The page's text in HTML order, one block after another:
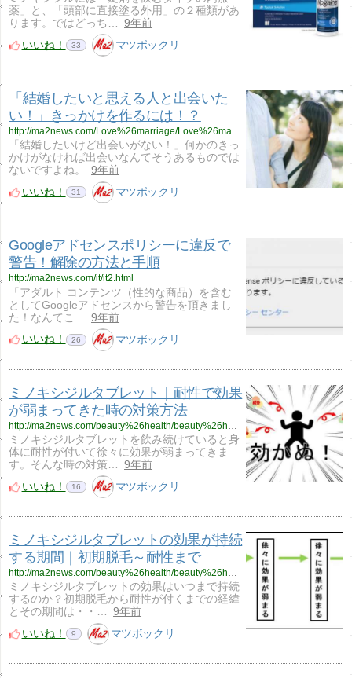
薬」と、「頭部に直接塗る外用」の２種類があ
ります。ではどっち…
9年前
いいね！
33 マツボックリ
「結婚したいと思える人と出会いた
い！」きっかけを作るには！？
「結婚したいけど出会いがない！」何かのきっ
かけがなければ出会いなんてそうあるものでは
ないですよね。
9年前
いいね！
31 マツボックリ
Googleアドセンスポリシーに違反で
警告！解除の方法と手順
http://ma2news.com/it/it2.html
「アダルト コンテンツ（性的な商品）を含む
としてGoogleアドセンスから警告を頂きまし
た！なんてこ…
9年前
いいね！
26 マツボックリ
ミノキシジルタブレット｜耐性で効果
が弱まってきた時の対策方法
ミノキシジルタブレットを飲み続けていると身
体に耐性が付いて徐々に効果が弱まってきま
す。そんな時の対策…
9年前
いいね！
16 マツボックリ
ミノキシジルタブレットの効果が持続
する期間｜初期脱毛～耐性まで
http://ma2news.com/beauty%26health/beauty%26health38.html
ミノキシジルタブレットの効果はいつまで持続
するのか？初期脱毛から耐性が付くまでの経緯
とその期間は・・…
9年前
いいね！
9 マツボックリ